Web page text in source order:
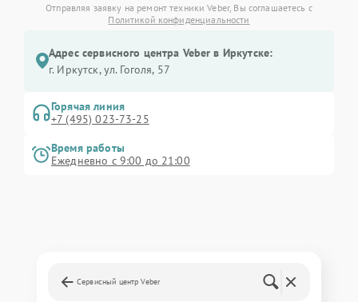
Отправляя заявку на ремонт техники Veber, Вы соглашаетесь с
Политикой конфиденциальности
Адрес сервисного центра Veber в Иркутске:
г. Иркутск, ул. ​Гоголя, 57
Горячая линия
+7 (495) 023-73-25
Время работы
Ежедневно с 9:00 до 21:00
Сервисный центр Veber